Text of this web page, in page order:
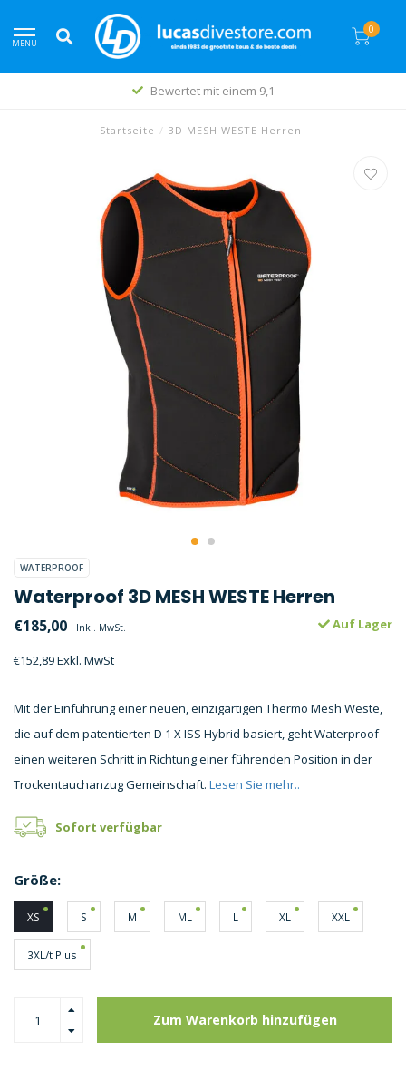
MENU
0
Bewertet mit einem 9,1
Startseite / 3D MESH WESTE Herren
WATERPROOF
Waterproof 3D MESH WESTE Herren
€185,00 Inkl. MwSt.
€152,89 Exkl. MwSt
Auf Lager
Mit der Einführung einer neuen, einzigartigen Thermo Mesh Weste,
die auf dem patentierten D 1 X ISS Hybrid basiert, geht Waterproof
einen weiteren Schritt in Richtung einer führenden Position in der
Trockentauchanzug Gemeinschaft. Lesen Sie mehr..
Sofort verfügbar
Größe:
XS S M ML L XL XXL
3XL/t Plus
Zum Warenkorb hinzufügen